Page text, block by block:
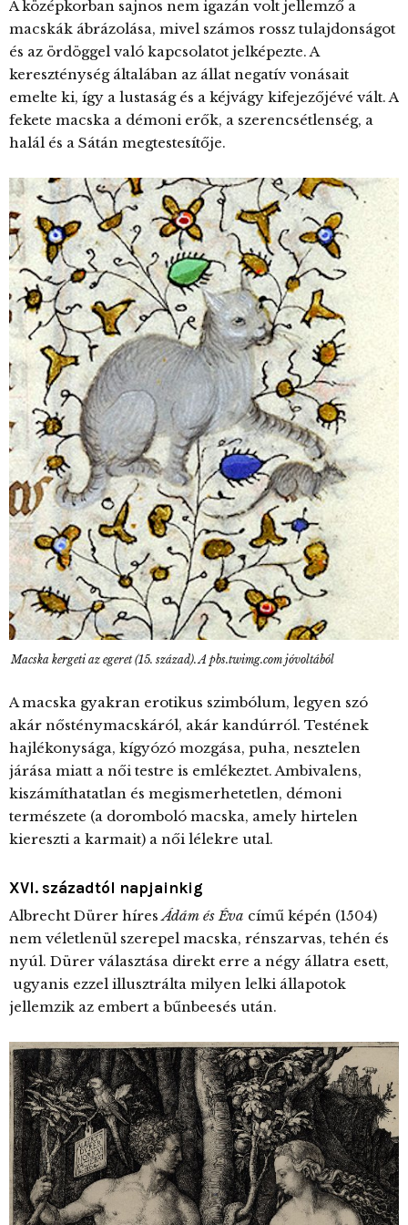
A középkorban sajnos nem igazán volt jellemző a
macskák ábrázolása, mivel számos rossz tulajdonságot
és az ördöggel való kapcsolatot jelképezte. A
kereszténység általában az állat negatív vonásait
emelte ki, így a lustaság és a kéjvágy kifejezőjévé vált. A
fekete macska a démoni erők, a szerencsétlenség, a
halál és a Sátán megtestesítője.
Macska kergeti az egeret (15. század). A pbs.twimg.com jóvoltából
A macska gyakran erotikus szimbólum, legyen szó
akár nősténymacskáról, akár kandúrról. Testének
hajlékonysága, kígyózó mozgása, puha, nesztelen
járása miatt a női testre is emlékeztet. Ambivalens,
kiszámíthatatlan és megismerhetetlen, démoni
természete (a doromboló macska, amely hirtelen
kiereszti a karmait) a női lélekre utal.
XVI. századtól napjainkig
Albrecht Dürer híresÁdám és Éva című képén (1504)
nem véletlenül szerepel macska, rénszarvas, tehén és
nyúl. Dürer választása direkt erre a négy állatra esett,
ugyanis ezzel illusztrálta milyen lelki állapotok
jellemzik az embert a bűnbeesés után.